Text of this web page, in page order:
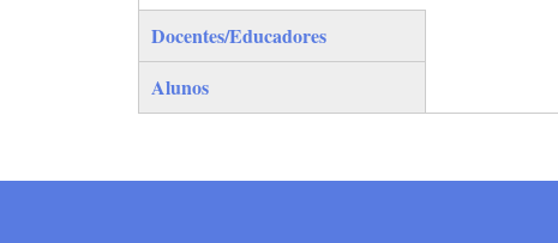
(separador ativo)
Docentes/Educadores
Alunos